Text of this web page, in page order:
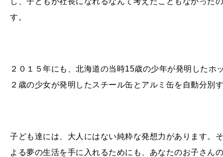
す。
２０１５年にも、北海道の当時15歳の少年が発明した
２歳の少女が発明したスチール缶とアルミ缶を自動分別
子ども達には、大人にはない純粋な発想力があります。
よる夢の生活を手に入れるためにも、あなたのお子さん